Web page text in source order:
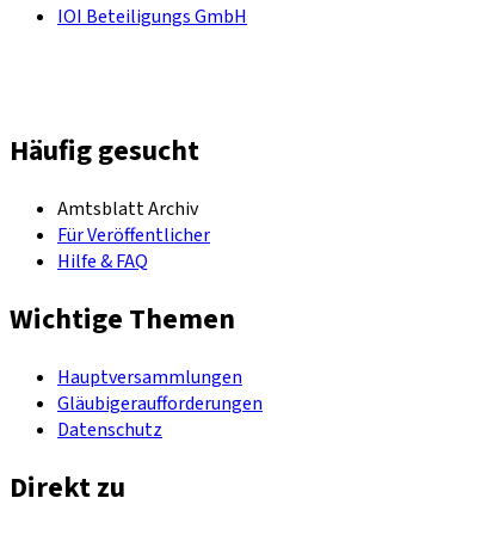
IOI Beteiligungs GmbH
Häufig gesucht
Amtsblatt Archiv
Für Veröffentlicher
Hilfe & FAQ
Wichtige Themen
Hauptversammlungen
Gläubigeraufforderungen
Datenschutz
Direkt zu